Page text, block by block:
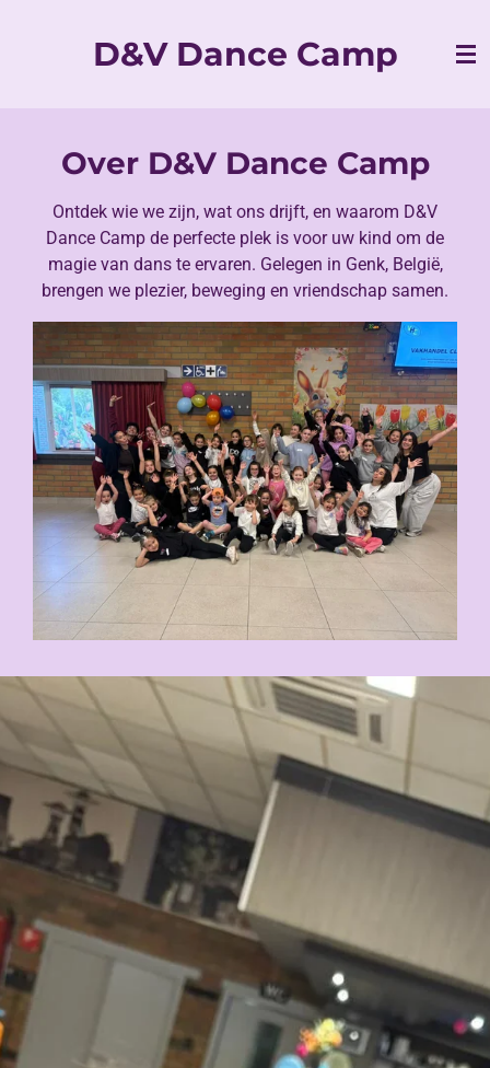
D&V Dance Camp
Over D&V Dance Camp
Ontdek wie we zijn, wat ons drijft, en waarom D&V
Dance Camp de perfecte plek is voor uw kind om de
magie van dans te ervaren. Gelegen in Genk, België,
brengen we plezier, beweging en vriendschap samen.